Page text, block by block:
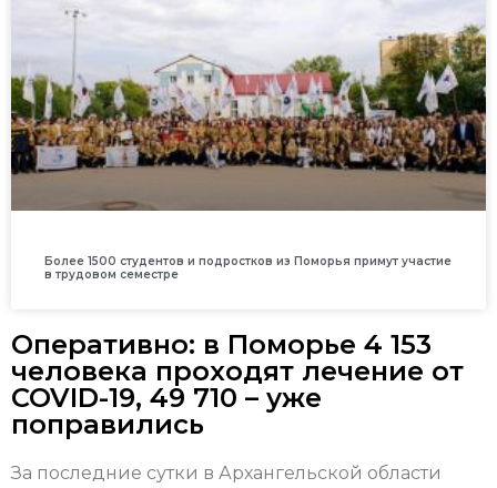
Более 1500 студентов и подростков из Поморья примут участие
в трудовом семестре
Оперативно: в Поморье 4 153
человека проходят лечение от
COVID-19, 49 710 – уже
поправились
За последние сутки в Архангельской области